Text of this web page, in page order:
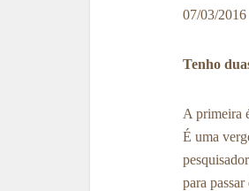
07/03/
Tenho
A primeira
É uma
para